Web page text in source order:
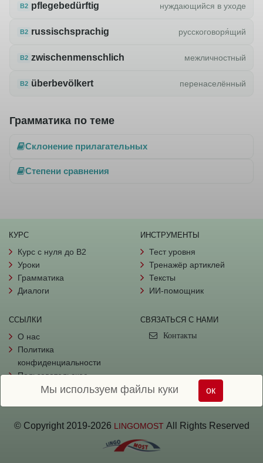
B2 pflegebedürftig нуждающийся в уходе
B2 russischsprachig русскоговоря́щий
B2 zwischenmenschlich межличностный
B2 überbevölkert перенаселённый
Грамматика по теме
Склонение прилагательных
Степени сравнения
КУРС
Курс с нуля до B2
Уроки
Грамматика
Диалоги
ИНСТРУМЕНТЫ
Тест уровня
Тренажёр артиклей
Тексты
ИИ-помощник
ССЫЛКИ
О нас
Политика
конфиденциальности
Пользовательское
соглашение
СВЯЗАТЬСЯ С НАМИ
Контакты
© Copyright 2019-2026 LINGOMOST All Rights Reserved
Мы используем файлы куки ок